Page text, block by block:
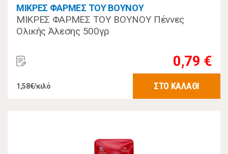
ΜΙΚΡΕΣ ΦΑΡΜΕΣ ΤΟΥ ΒΟΥΝΟΥ
ΜΙΚΡΕΣ ΦΑΡΜΕΣ ΤΟΥ ΒΟΥΝΟΥ Πέννες
Ολικής Άλεσης 500γρ
0,79 €
1,58€/κιλό ΣΤΟ ΚΑΛΑΘΙ